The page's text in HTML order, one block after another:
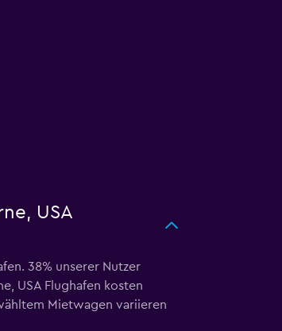
USA
38% unserer Nutzer
USA Flughafen kosten
Mietwagen variieren